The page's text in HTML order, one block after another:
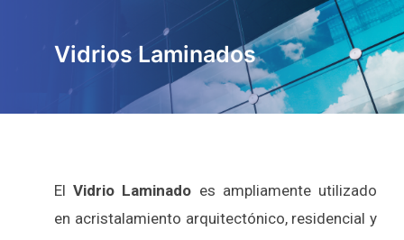
Vidrios Laminados
ElVidrio Laminado es ampliamente utilizado
en acristalamiento arquitectónico, residencial y